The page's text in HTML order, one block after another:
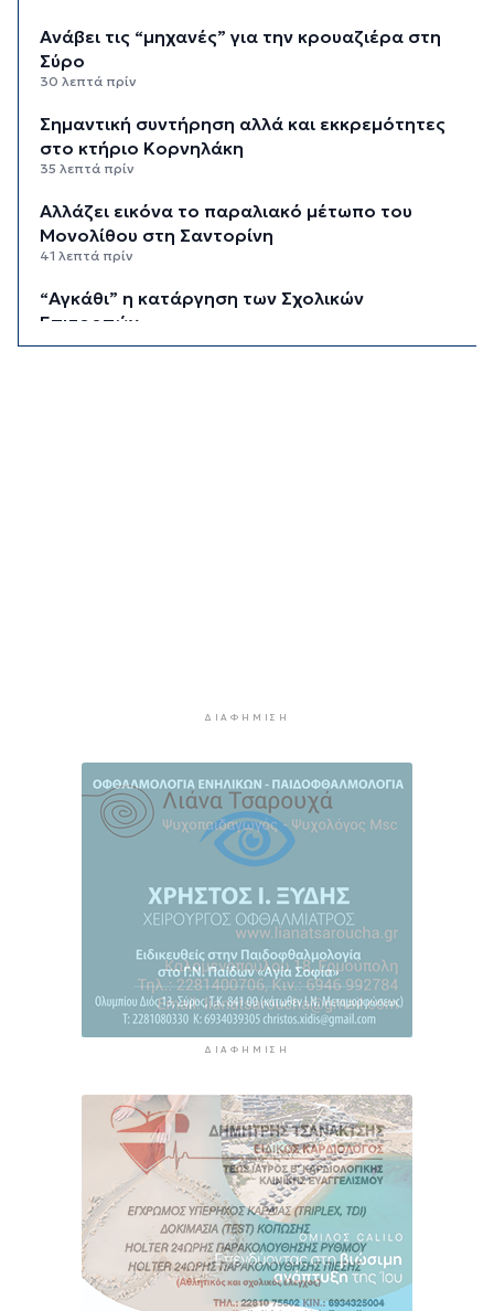
Ανάβει τις “μηχανές” για την κρουαζιέρα στη
Σύρο
30 λεπτά πρίν
Σημαντική συντήρηση αλλά και εκκρεμότητες
στο κτήριο Κορνηλάκη
35 λεπτά πρίν
Αλλάζει εικόνα το παραλιακό μέτωπο του
Μονολίθου στη Σαντορίνη
41 λεπτά πρίν
“Αγκάθι” η κατάργηση των Σχολικών
Επιτροπών
46 λεπτά πρίν
ΔΙΑΦΉΜΙΣΗ
ΔΙΑΦΉΜΙΣΗ